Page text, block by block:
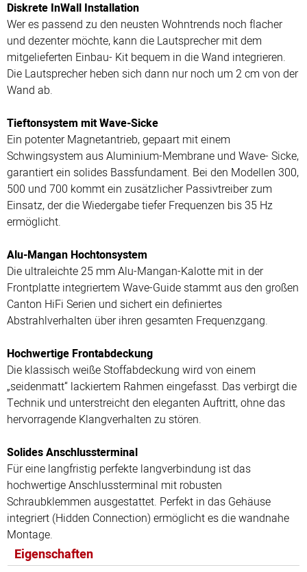
Diskrete InWall Installation
Wer es passend zu den neusten Wohntrends noch flacher
und dezenter möchte, kann die Lautsprecher mit dem
mitgelieferten Einbau- Kit bequem in die Wand integrieren.
Die Lautsprecher heben sich dann nur noch um 2 cm von der
Wand ab.
Tieftonsystem mit Wave-Sicke
Ein potenter Magnetantrieb, gepaart mit einem
Schwingsystem aus Aluminium-Membrane und Wave- Sicke,
garantiert ein solides Bassfundament. Bei den Modellen 300,
500 und 700 kommt ein zusätzlicher Passivtreiber zum
Einsatz, der die Wiedergabe tiefer Frequenzen bis 35 Hz
ermöglicht.
Alu-Mangan Hochtonsystem
Die ultraleichte 25 mm Alu-Mangan-Kalotte mit in der
Frontplatte integriertem Wave-Guide stammt aus den großen
Canton HiFi Serien und sichert ein definiertes
Abstrahlverhalten über ihren gesamten Frequenzgang.
Hochwertige Frontabdeckung
Die klassisch weiße Stoffabdeckung wird von einem
„seidenmatt“ lackiertem Rahmen eingefasst. Das verbirgt die
Technik und unterstreicht den eleganten Auftritt, ohne das
hervorragende Klangverhalten zu stören.
Solides Anschlussterminal
Für eine langfristig perfekte langverbindung ist das
hochwertige Anschlussterminal mit robusten
Schraubklemmen ausgestattet. Perfekt in das Gehäuse
integriert (Hidden Connection) ermöglicht es die wandnahe
Montage.
Eigenschaften